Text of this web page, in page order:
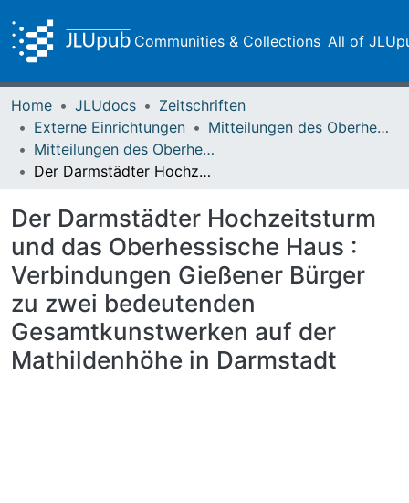
Communities & Collections All of
Home JLUdocs
Zeitschriften
Externe Einrichtungen
Mitteilungen des Oberhessischen Geschichtsvereins Gießen
Mitteilungen des Oberhessischen Geschichtsvereins Gießen Vol. 098 (2013)
Der Darmstädter Hochzeitsturm und das Oberhessische Haus : Verbindungen Gießener Bürger zu zwei bedeutenden Gesamtkunstwerken auf der Mathildenhöhe in Darmstadt
Der Darmstädter Hochzeitsturm
und das Oberhessische Haus :
Verbindungen Gießener Bürger
zu zwei bedeutenden
Gesamtkunstwerken auf der
Mathildenhöhe in Darmstadt